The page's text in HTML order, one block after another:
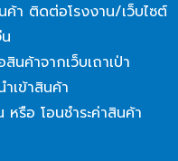
ค้า ติดต่อโรงงาน/เว็บไซต์
นค้าจากเว็บเถาเป่า
เข้าสินค้า
หรือ โอนชำระค่าสินค้า